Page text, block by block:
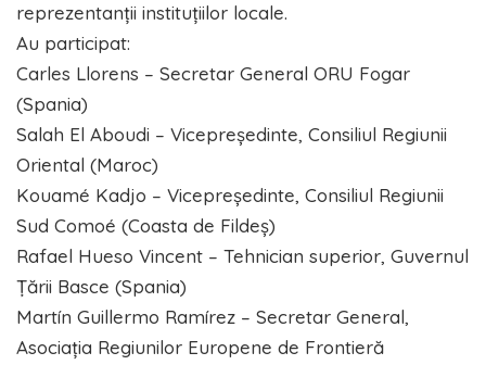
reprezentanții instituțiilor locale.
Au participat:
Carles Llorens – Secretar General ORU Fogar
(Spania)
Salah El Aboudi – Vicepreședinte, Consiliul Regiunii
Oriental (Maroc)
Kouamé Kadjo – Vicepreședinte, Consiliul Regiunii
Sud Comoé (Coasta de Fildeș)
Rafael Hueso Vincent – Tehnician superior, Guvernul
Țării Basce (Spania)
Martín Guillermo Ramírez – Secretar General,
Asociația Regiunilor Europene de Frontieră